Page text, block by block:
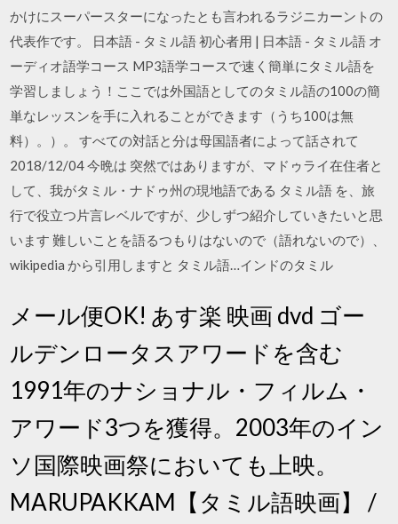
かけにスーパースターになったとも言われるラジニカーントの
代表作です。 日本語 - タミル語 初心者用 | 日本語 - タミル語 オ
ーディオ語学コース MP3語学コースで速く簡単にタミル語を
学習しましょう！ここでは外国語としてのタミル語の100の簡
単なレッスンを手に入れることができます（うち100は無
料）。）。 すべての対話と分は母国語者によって話されて
2018/12/04 今晩は 突然ではありますが、マドゥライ在住者と
して、我がタミル・ナドゥ州の現地語である タミル語 を、旅
行で役立つ片言レベルですが、少しずつ紹介していきたいと思
います 難しいことを語るつもりはないので（語れないので）、
wikipedia から引用しますと タミル語…インドのタミル
メール便OK! あす楽 映画 dvd ゴー
ルデンロータスアワードを含む
1991年のナショナル・フィルム・
アワード3つを獲得。2003年のイン
ソ国際映画祭においても上映。
MARUPAKKAM【タミル語映画】 /